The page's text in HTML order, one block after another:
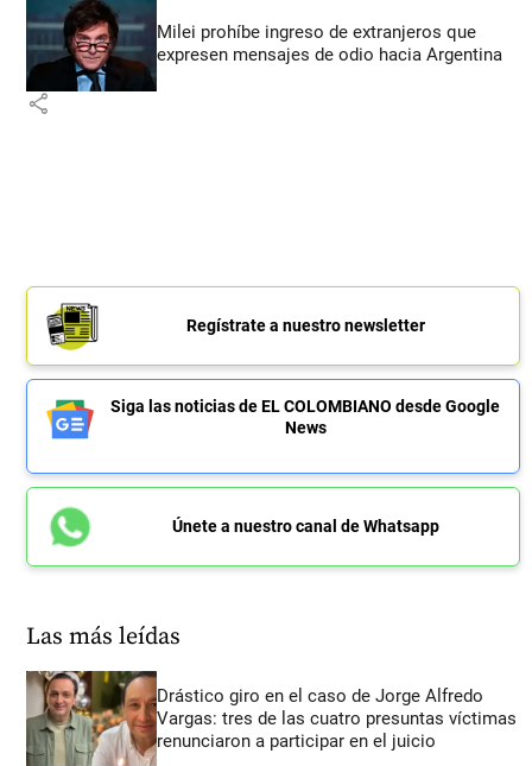
Milei prohíbe ingreso de extranjeros que
expresen mensajes de odio hacia Argentina
share
Regístrate a nuestro newsletter
Siga las noticias de EL COLOMBIANO desde Google
News
Únete a nuestro canal de Whatsapp
Las más leídas
Drástico giro en el caso de Jorge Alfredo
Vargas: tres de las cuatro presuntas víctimas
renunciaron a participar en el juicio